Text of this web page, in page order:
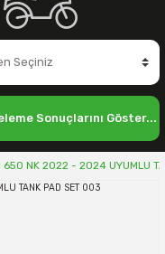
Sonuçlarını Göster...
650 NK 2022 - 2024 UYUMLU